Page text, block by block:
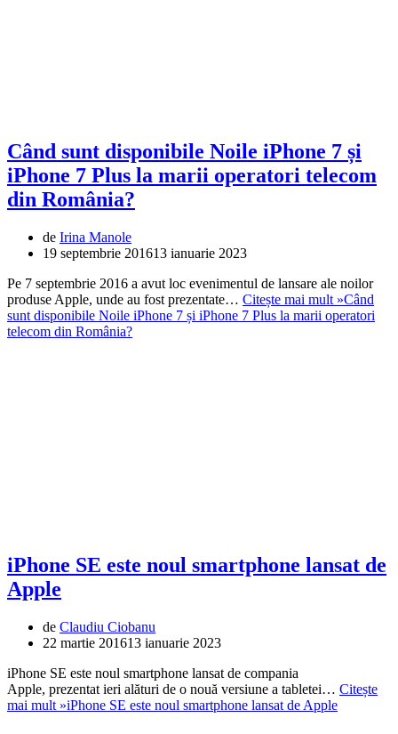
Când sunt disponibile Noile iPhone 7 și
iPhone 7 Plus la marii operatori telecom
din România?
de Irina Manole
19 septembrie 201613 ianuarie 2023
Pe 7 septembrie 2016 a avut loc evenimentul de lansare ale noilor
produse Apple, unde au fost prezentate… Citește mai mult »Când
sunt disponibile Noile iPhone 7 și iPhone 7 Plus la marii operatori
telecom din România?
iPhone SE este noul smartphone lansat de
Apple
de Claudiu Ciobanu
22 martie 201613 ianuarie 2023
iPhone SE este noul smartphone lansat de compania
Apple, prezentat ieri alături de o nouă versiune a tabletei… Citește
mai mult »iPhone SE este noul smartphone lansat de Apple